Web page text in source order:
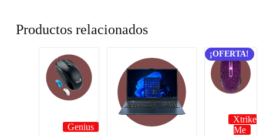
Productos relacionados
Genius
¡OFERTA!
Xtrike
Me